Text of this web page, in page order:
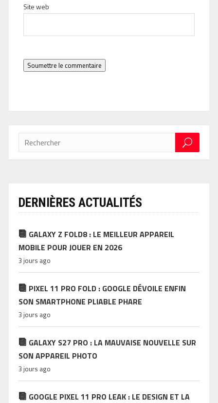
Site web
Soumettre le commentaire
DERNIÈRES ACTUALITÉS
GALAXY Z FOLD8 : LE MEILLEUR APPAREIL
MOBILE POUR JOUER EN 2026
3 jours ago
PIXEL 11 PRO FOLD : GOOGLE DÉVOILE ENFIN
SON SMARTPHONE PLIABLE PHARE
3 jours ago
GALAXY S27 PRO : LA MAUVAISE NOUVELLE SUR
SON APPAREIL PHOTO
3 jours ago
GOOGLE PIXEL 11 PRO LEAK : LE DESIGN ET LA